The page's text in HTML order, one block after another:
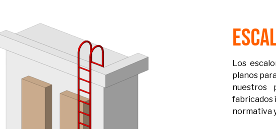
Los
planos
nuestros
fabricados
normativa